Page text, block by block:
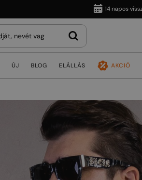
14 napos visszaküldés
ÚJ BLOG ELÁLLÁS AKCIÓ